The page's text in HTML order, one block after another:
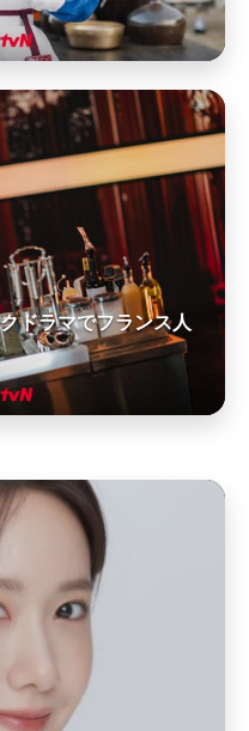
ドラマでフランス人